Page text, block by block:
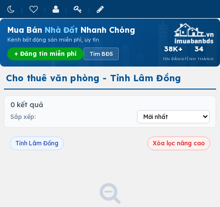
Mua Bán Nhà Đất Nhanh Chóng
Kênh bất động sản miễn phí, uy tín
+ Đăng tin miễn phí Tìm BĐS
38K+
TIN ĐĂNG
34
TỈNH THÀNH
Cho thuê văn phòng - Tỉnh Lâm Đồng
0 kết quả
Sắp xếp:
Tỉnh Lâm Đồng Xóa lọc nâng cao